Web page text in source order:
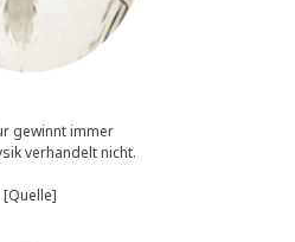
gewinnt immer
verhandelt nicht.
[Quelle]